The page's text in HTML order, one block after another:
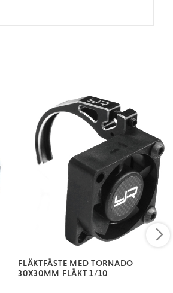
FLÄKTFÄSTE MED TORNADO
30X30MM FLÄKT 1/10